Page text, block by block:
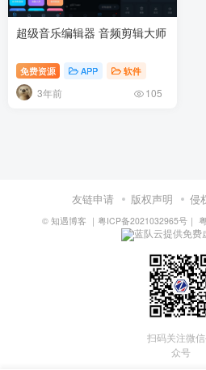
超级音乐编辑器 音频剪辑大师
免费资源 APP 软件
3年前 105
友链申请 版权声明 侵
© 知遇博客 ｜ 粤ICP备2021032965号 ｜
蓝队云提供免费
扫码关注微
众号